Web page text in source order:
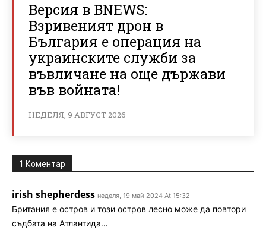
Версия в BNEWS:
Взривеният дрон в
България е операция на
украинските служби за
въвличане на още държави
във войната!
НЕДЕЛЯ, 9 АВГУСТ 2026
1 Коментар
irish shepherdess неделя, 19 май 2024 At 15:32
Британия е остров и този остров лесно може да повтори
съдбата на Атлантида…